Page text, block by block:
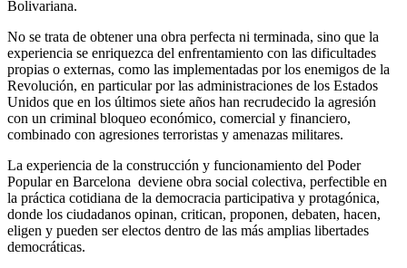
Bolivariana.
No se trata de obtener una obra perfecta ni terminada, sino que la
experiencia se enriquezca del enfrentamiento con las dificultades
propias o externas, como las implementadas por los enemigos de la
Revolución, en particular por las administraciones de los Estados
Unidos que en los últimos siete años han recrudecido la agresión
con un criminal bloqueo económico, comercial y financiero,
combinado con agresiones terroristas y amenazas militares.
La experiencia de la construcción y funcionamiento del Poder
Popular en Barcelona deviene obra social colectiva, perfectible en
la práctica cotidiana de la democracia participativa y protagónica,
donde los ciudadanos opinan, critican, proponen, debaten, hacen,
eligen y pueden ser electos dentro de las más amplias libertades
democráticas.